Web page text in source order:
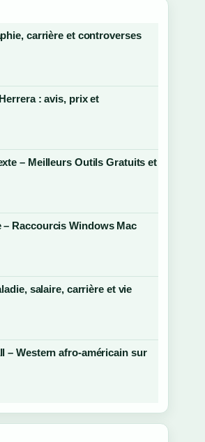
carrière et controverses
: avis, prix et
– Meilleurs Outils Gratuits et
Raccourcis Windows Mac
salaire, carrière et vie
– Western afro-américain sur